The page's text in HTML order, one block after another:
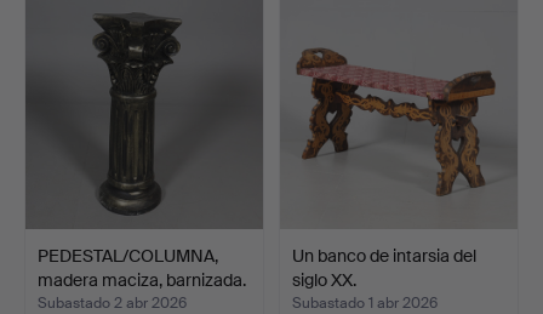
PEDESTAL/COLUMNA,
madera maciza, barnizada.
Subastado 2 abr 2026
Un banco de intarsia del
siglo XX.
Subastado 1 abr 2026